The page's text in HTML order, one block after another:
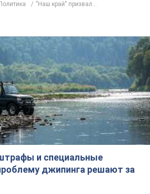
"Наш край" призвал...
и специальные
джипинга решают за